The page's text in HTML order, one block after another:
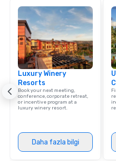
so you can expect a fun, engaging,
and spooky event.
Luxury Winery
Resorts
Book your next meeting,
conference, corporate retreat,
or incentive program at a
luxury winery resort.
Daha fazla bilgi